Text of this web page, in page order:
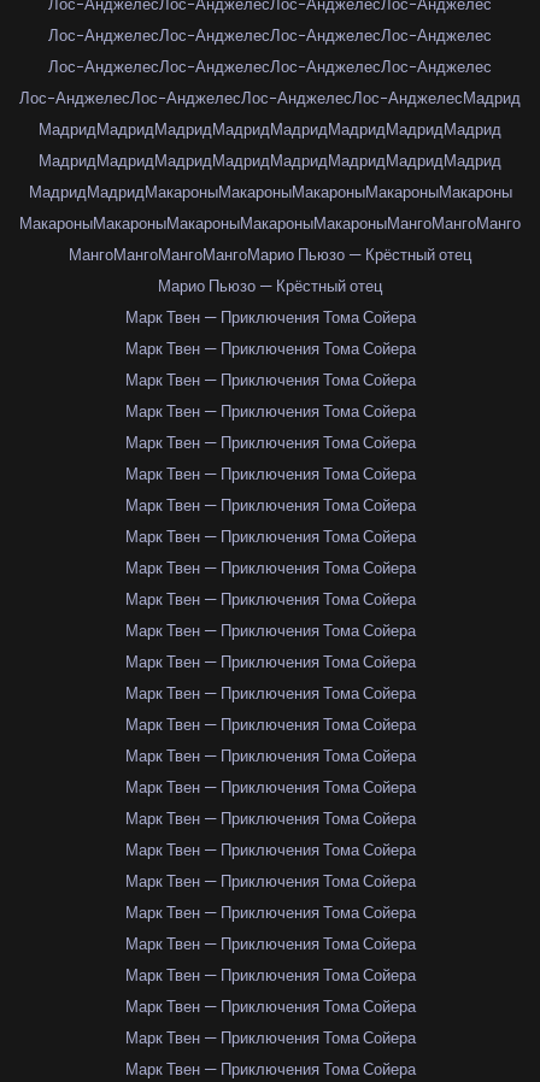
Лос-АнджелесЛос-АнджелесЛос-АнджелесЛос-Анджелес
Лос-АнджелесЛос-АнджелесЛос-АнджелесЛос-Анджелес
Лос-АнджелесЛос-АнджелесЛос-АнджелесЛос-Анджелес
Лос-АнджелесЛос-АнджелесЛос-АнджелесЛос-АнджелесМадрид
МадридМадридМадридМадридМадридМадридМадридМадрид
МадридМадридМадридМадридМадридМадридМадридМадрид
МадридМадридМакароныМакароныМакароныМакароныМакароны
МакароныМакароныМакароныМакароныМакароныМангоМангоМанго
МангоМангоМангоМангоМарио Пьюзо — Крёстный отец
Марио Пьюзо — Крёстный отец
Марк Твен — Приключения Тома Сойера
Марк Твен — Приключения Тома Сойера
Марк Твен — Приключения Тома Сойера
Марк Твен — Приключения Тома Сойера
Марк Твен — Приключения Тома Сойера
Марк Твен — Приключения Тома Сойера
Марк Твен — Приключения Тома Сойера
Марк Твен — Приключения Тома Сойера
Марк Твен — Приключения Тома Сойера
Марк Твен — Приключения Тома Сойера
Марк Твен — Приключения Тома Сойера
Марк Твен — Приключения Тома Сойера
Марк Твен — Приключения Тома Сойера
Марк Твен — Приключения Тома Сойера
Марк Твен — Приключения Тома Сойера
Марк Твен — Приключения Тома Сойера
Марк Твен — Приключения Тома Сойера
Марк Твен — Приключения Тома Сойера
Марк Твен — Приключения Тома Сойера
Марк Твен — Приключения Тома Сойера
Марк Твен — Приключения Тома Сойера
Марк Твен — Приключения Тома Сойера
Марк Твен — Приключения Тома Сойера
Марк Твен — Приключения Тома Сойера
Марк Твен — Приключения Тома Сойера